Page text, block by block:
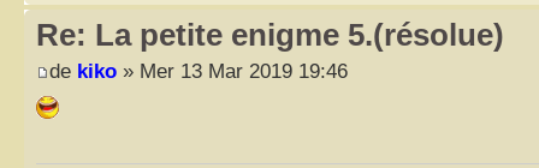
Re: La petite enigme 5.(résolue)
de kiko » Mer 13 Mar 2019 19:46